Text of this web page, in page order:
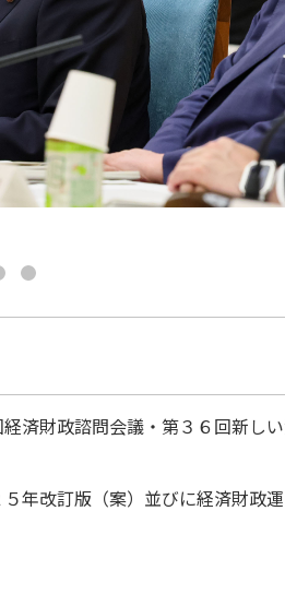
済財政諮問会議・第３６回新し
年改訂版（案）並びに経済財政